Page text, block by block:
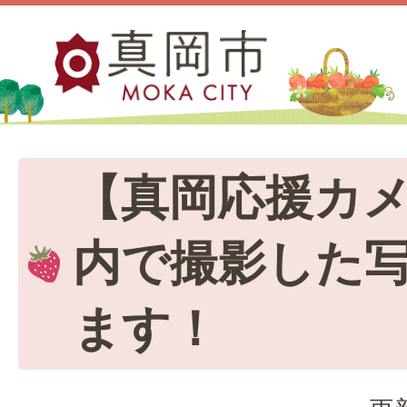
【真岡応援カ
内で撮影した
ます！